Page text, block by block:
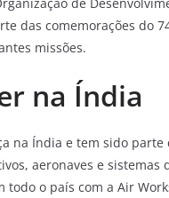
das comemorações do
missões.
na Índia
na Índia e tem sido
aeronaves e
todo o país com a Air